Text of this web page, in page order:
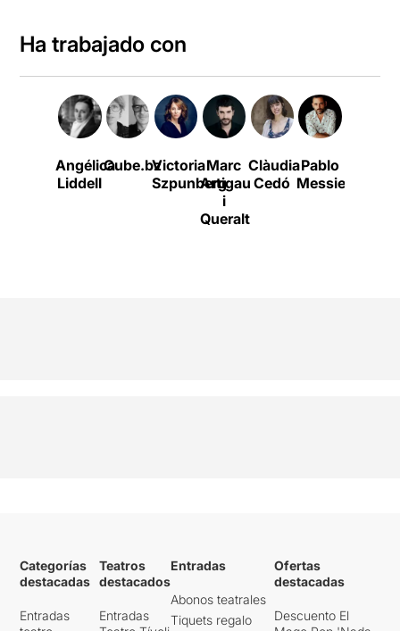
Ha trabajado con
Angélica
Liddell
Cube.bzVictoria
Szpunberg
Marc
Artigau
i
Queralt
Clàudia
Cedó
Pablo
Messiez
Categorías
destacadas
Entradas
Teatros
destacados
Entradas
Entradas
Abonos teatrales
Tiquets regalo
Ofertas
destacadas
Descuento El